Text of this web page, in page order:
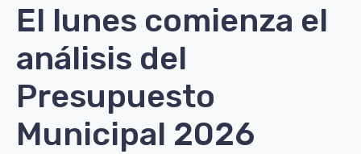
El lunes comienza el
análisis del
Presupuesto
Municipal 2026